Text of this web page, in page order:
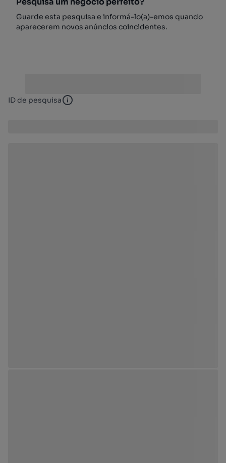
Guarde esta pesquisa e informá-lo(a)-emos quando
aparecerem novos anúncios coincidentes.
ID de pesquisa ID de pesquisa